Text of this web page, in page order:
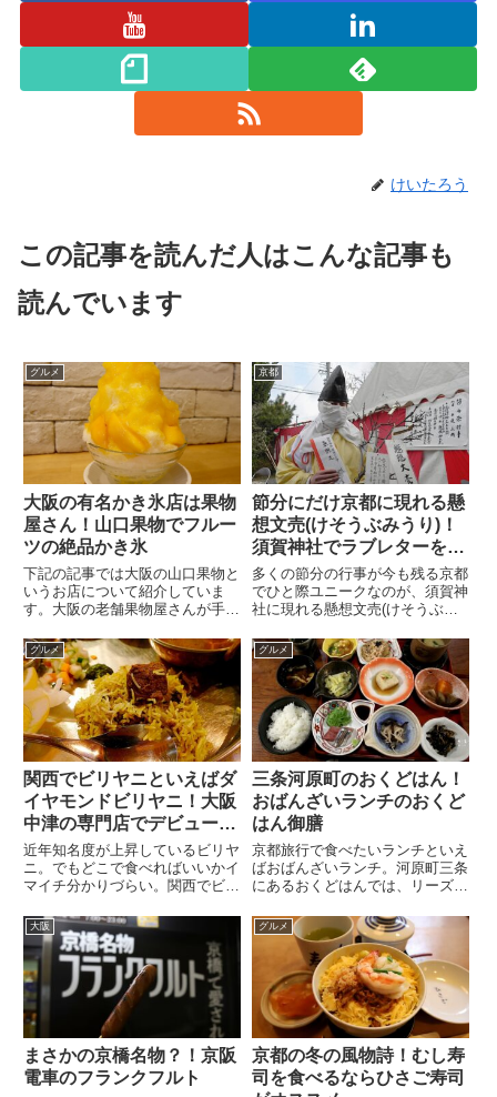
けいたろう
この記事を読んだ人はこんな記事も
読んでいます
グルメ
大阪の有名かき氷店は果物
屋さん！山口果物でフルー
ツの絶品かき氷
下記の記事では大阪の山口果物と
いうお店について紹介していま
す。大阪の老舗果物屋さんが手掛
の雰囲気などを解説しています。
詳しくはnoteの記事をご覧くださ
い。
京都
節分にだけ京都に現れる懸
想文売(けそうぶみうり)！
須賀神社でラブレターを売
る覆面姿の男の謎
多くの節分の行事が今も残る京都
でひと際ユニークなのが、須賀神
社に現れる懸想文売(けそうぶみ
が売っているのは、意外すぎるア
レだった？！
グルメ
関西でビリヤニといえばダ
イヤモンドビリヤニ！大阪
中津の専門店でデビューも
間違いなし
近年知名度が上昇しているビリヤ
ニ。でもどこで食べればいいかイ
マイチ分かりづらい。関西でビリ
のダイヤモンドビリヤニがイチオ
シ！一人用の釜と豪華な付け合わ
せでインドの王様気分
グルメ
三条河原町のおくどはん！
おばんざいランチのおくど
はん御膳
京都旅行で食べたいランチといえ
ばおばんざいランチ。河原町三条
にあるおくどはんでは、リーズナ
タリのおばんざいランチである、
おくどはん御膳がいただけます
大阪
まさかの京橋名物？！京阪
電車のフランクフルト
グルメ
京都の冬の風物詩！むし寿
司を食べるならひさご寿司